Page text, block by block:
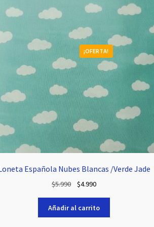
Española Nubes Blancas /Verde Jade
¡OFERTA!
$5.990
El
original
era:
$4.990El
actual
es:
Añadir al carrito